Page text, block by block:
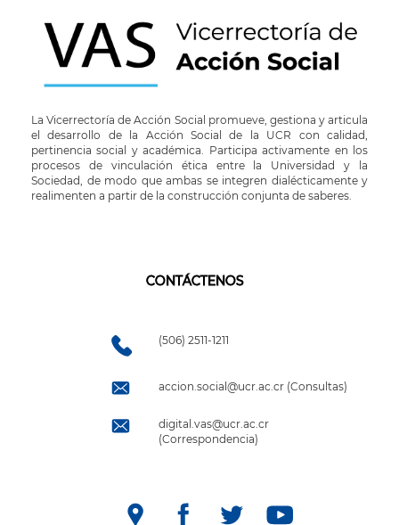
La Vicerrectoría de Acción Social promueve, gestiona y articula
el desarrollo de la Acción Social de la UCR con calidad,
pertinencia social y académica. Participa activamente en los
procesos de vinculación ética entre la Universidad y la
Sociedad, de modo que ambas se integren dialécticamente y
realimenten a partir de la construcción conjunta de saberes.
CONTÁCTENOS
(506) 2511-1211
accion.social@ucr.ac.cr (Consultas)
digital.vas@ucr.ac.cr
(Correspondencia)